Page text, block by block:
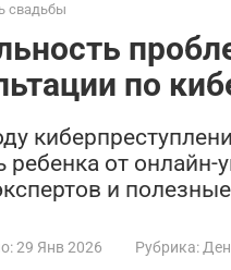
свадьбы
по
ребенка от онлайн-
и
29 Янв 2026 Рубрика: